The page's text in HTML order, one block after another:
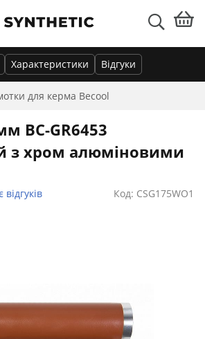
для керма Becool
Характеристики Відгуки
BC-GR6453
з хром алюміновими
Код: CSG175WO1